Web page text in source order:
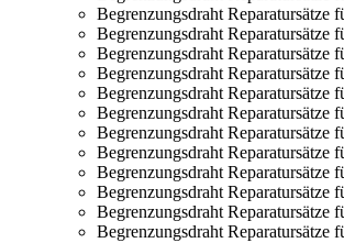
Begrenzungsdraht Reparatursätze
Begrenzungsdraht Reparatursätze
Begrenzungsdraht Reparatursätze
Begrenzungsdraht Reparatursätze
Begrenzungsdraht Reparatursätze
Begrenzungsdraht Reparatursätze
Begrenzungsdraht Reparatursätze
Begrenzungsdraht Reparatursätze
Begrenzungsdraht Reparatursätze
Begrenzungsdraht Reparatursätze
Begrenzungsdraht Reparatursätze
Begrenzungsdraht Reparatursätze